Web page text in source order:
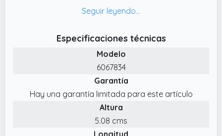
tu colección de juguetes de la Patrulla canina
para niñas y niños. El tablero mide 50,8 cm x
50,8 cm e incluye a los cachorros que más te
✔️ ENTRETENIMIENTO PARA TODOS: Cuando
te reúnas con amigos, llévate un juego de
mesa, juguetes o cartas de Spin Master. Para
noches de juegos en familia, cumpleaños,
Especificaciones técnicas
Modelo
6067834
Garantía
Hay una garantía limitada para este artículo
Altura
5.08 cms
Longitud